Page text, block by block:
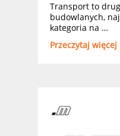
Transport to
budowlanych,
kategoria na …
Przeczytaj więcej